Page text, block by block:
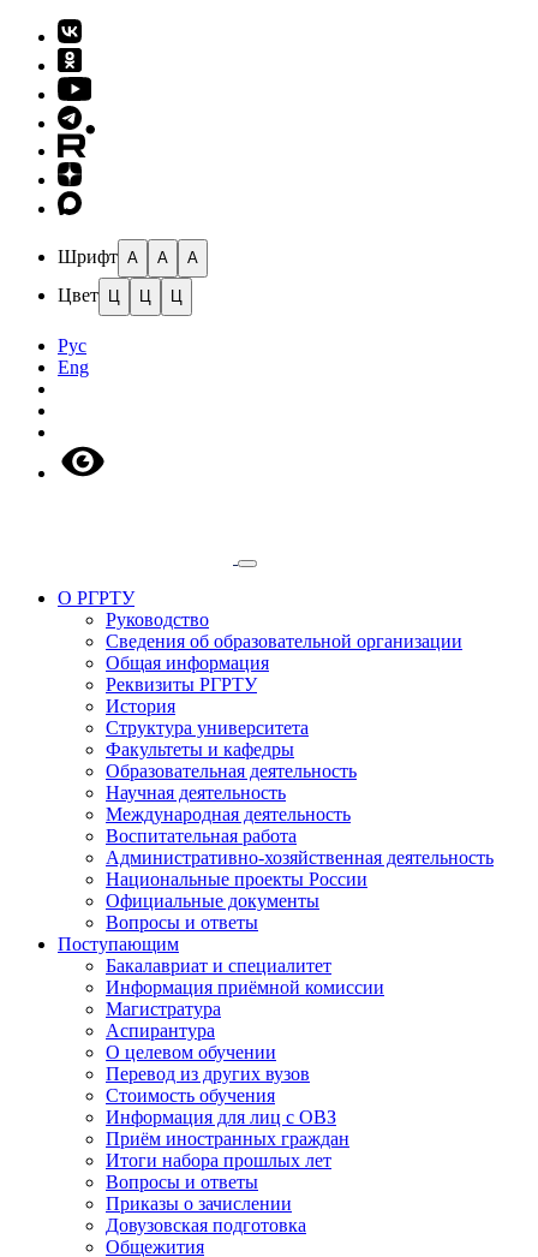
Шрифт A A A
Цвет Ц Ц Ц
Рус
Eng
О РГРТУ
Руководство
Сведения об образовательной организации
Общая информация
Реквизиты РГРТУ
История
Структура университета
Факультеты и кафедры
Образовательная деятельность
Научная деятельность
Международная деятельность
Воспитательная работа
Административно-хозяйственная деятельность
Национальные проекты России
Официальные документы
Вопросы и ответы
Поступающим
Бакалавриат и специалитет
Информация приёмной комиссии
Магистратура
Аспирантура
О целевом обучении
Перевод из других вузов
Стоимость обучения
Информация для лиц с ОВЗ
Приём иностранных граждан
Итоги набора прошлых лет
Вопросы и ответы
Приказы о зачислении
Довузовская подготовка
Общежития